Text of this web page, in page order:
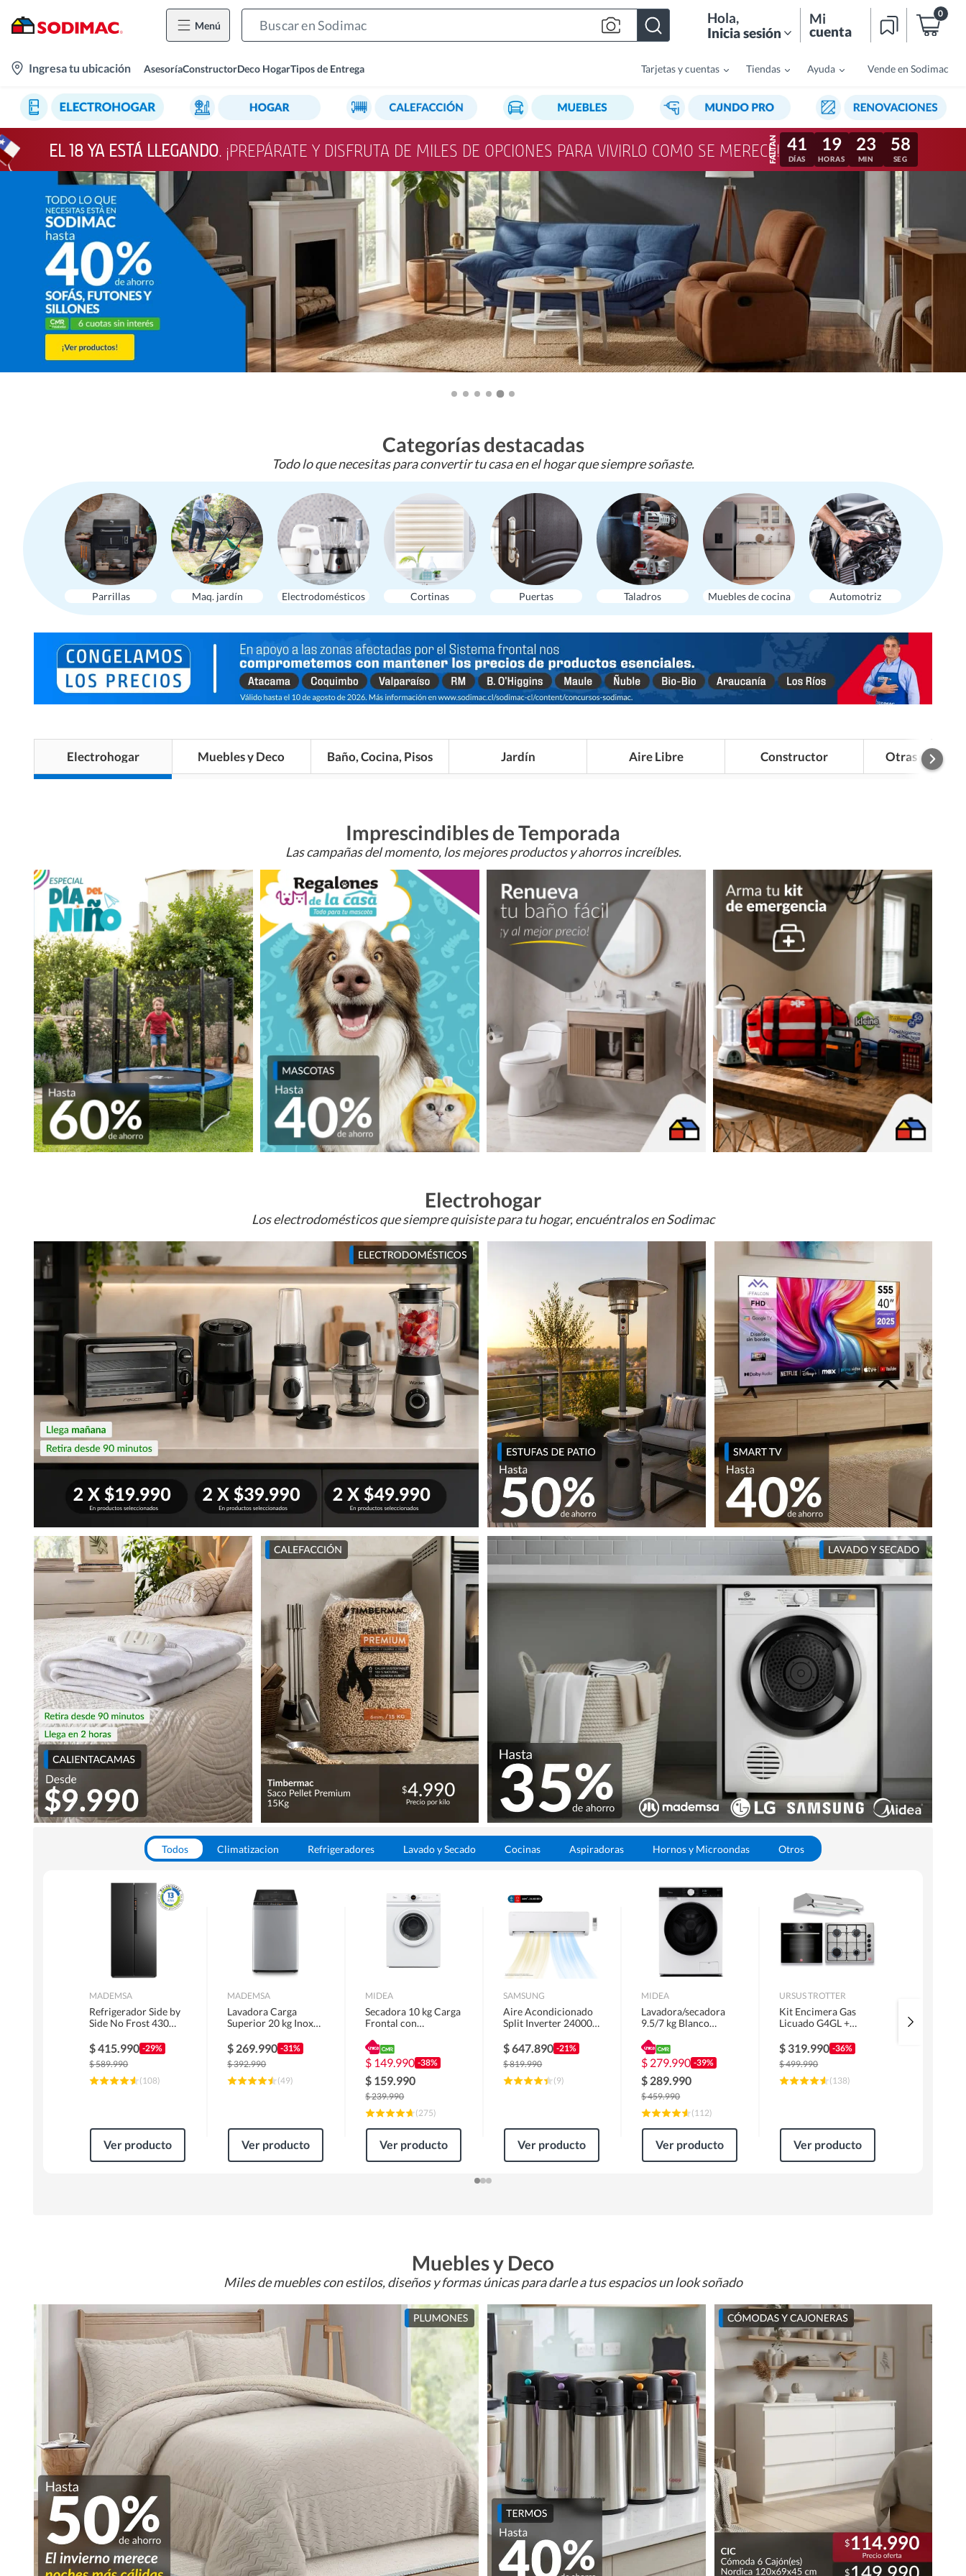
Menú Hola,
Inicia sesión
Mi
cuenta
0
location-
Ingresa tu ubicación AsesoríaConstructorDeco HogarTipos de Entrega Tarjetas y cuentas Tiendas Ayuda Vende en Sodimac
EL 18 YA ESTÁ LLEGANDO. ¡PREPÁRATE Y DISFRUTA DE MILES DE OPCIONES PARA VIVIRLO COMO SE MERECE! 41
DÍAS
19
HORAS
23
MIN
55
SEG
Categorías destacadas
Todo lo que necesitas para convertir tu casa en el hogar que siempre soñaste.
Parrillas Maq. jardín Electrodomésticos Cortinas Puertas Taladros Muebles de cocina Automotriz
Electrohogar Muebles y Deco Baño, Cocina, Pisos Jardín Aire Libre Constructor Otras
Imprescindibles de Temporada
Las campañas del momento, los mejores productos y ahorros increíbles.
Electrohogar
Los electrodomésticos que siempre quisiste para tu hogar, encuéntralos en Sodimac
Todos Climatizacion Refrigeradores Lavado y Secado Cocinas Aspiradoras Hornos y Microondas Otros
MADEMSA
Refrigerador Side by
Side No Frost 430
MAS430B
$415.990 -29%
$589.990
(108)
Ver producto
MADEMSA
Lavadora Carga
Superior 20 kg Inox
$ 269.990 -31%
$392.990
(49)
Ver producto
MIDEA
Secadora 10 kg Carga
Frontal con
MD100A100/W2
$ 149.990 -38%
$ 159.990
$239.990
(275)
Ver producto
SAMSUNG
Aire Acondicionado
Split Inverter 24000
$647.890 -21%
$819.990
(9)
Ver producto
MIDEA
Lavadora/secadora
9.5/7 kg Blanco
$ 279.990 -39%
$ 289.990
$459.990
(112)
Ver producto
URSUS TROTTER
Kit Encimera Gas
Licuado G4GL +
1 Motor FF60IN +
Horno EPC4NIG
$ 319.990 -36%
$499.990
(138)
Ver producto
Muebles y Deco
Miles de muebles con estilos, diseños y formas únicas para darle a tus espacios un look soñado